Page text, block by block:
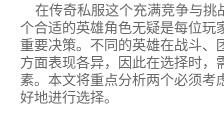
在传奇私服这个充满竞争与
个合适的英雄角色无疑是每位玩
重要决策。不同的英雄在战斗、
方面表现各异，因此在选择时，
素。本文将重点分析两个必须考
好地进行选择。